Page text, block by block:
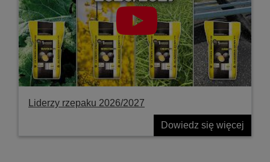
Liderzy rzepaku 2026/2027
Dowiedz się więcej